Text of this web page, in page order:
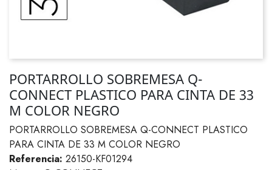
PORTARROLLO SOBREMESA Q-
CONNECT PLASTICO PARA CINTA DE 33
M COLOR NEGRO
PORTARROLLO SOBREMESA Q-CONNECT PLASTICO
PARA CINTA DE 33 M COLOR NEGRO
Referencia: 26150-KF01294